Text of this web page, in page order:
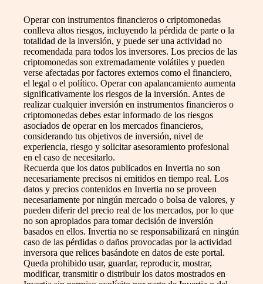
Operar con instrumentos financieros o criptomonedas
conlleva altos riesgos, incluyendo la pérdida de parte o la
totalidad de la inversión, y puede ser una actividad no
recomendada para todos los inversores. Los precios de las
criptomonedas son extremadamente volátiles y pueden
verse afectadas por factores externos como el financiero,
el legal o el político. Operar con apalancamiento aumenta
significativamente los riesgos de la inversión. Antes de
realizar cualquier inversión en instrumentos financieros o
criptomonedas debes estar informado de los riesgos
asociados de operar en los mercados financieros,
considerando tus objetivos de inversión, nivel de
experiencia, riesgo y solicitar asesoramiento profesional
en el caso de necesitarlo.
Recuerda que los datos publicados en Invertia no son
necesariamente precisos ni emitidos en tiempo real. Los
datos y precios contenidos en Invertia no se proveen
necesariamente por ningún mercado o bolsa de valores, y
pueden diferir del precio real de los mercados, por lo que
no son apropiados para tomar decisión de inversión
basados en ellos. Invertia no se responsabilizará en ningún
caso de las pérdidas o daños provocadas por la actividad
inversora que relices basándote en datos de este portal.
Queda prohibido usar, guardar, reproducir, mostrar,
modificar, transmitir o distribuir los datos mostrados en